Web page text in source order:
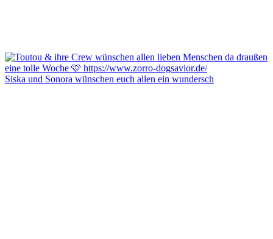
Siska und Sonora wünschen euch allen ein wundersch